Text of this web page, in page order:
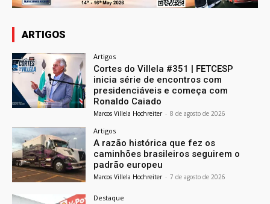
ARTIGOS
Artigos
Cortes do Villela #351 | FETCESP
inicia série de encontros com
presidenciáveis e começa com
Ronaldo Caiado
Marcos Villela Hochreiter - 8 de agosto de 2026
Artigos
A razão histórica que fez os
caminhões brasileiros seguirem o
padrão europeu
Marcos Villela Hochreiter - 7 de agosto de 2026
Destaque